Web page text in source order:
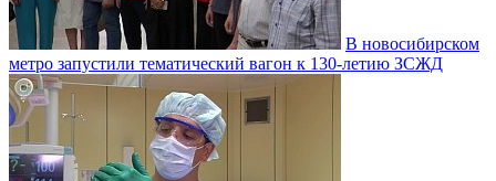
В новосибирском
метро запустили тематический вагон к 130-летию ЗСЖД